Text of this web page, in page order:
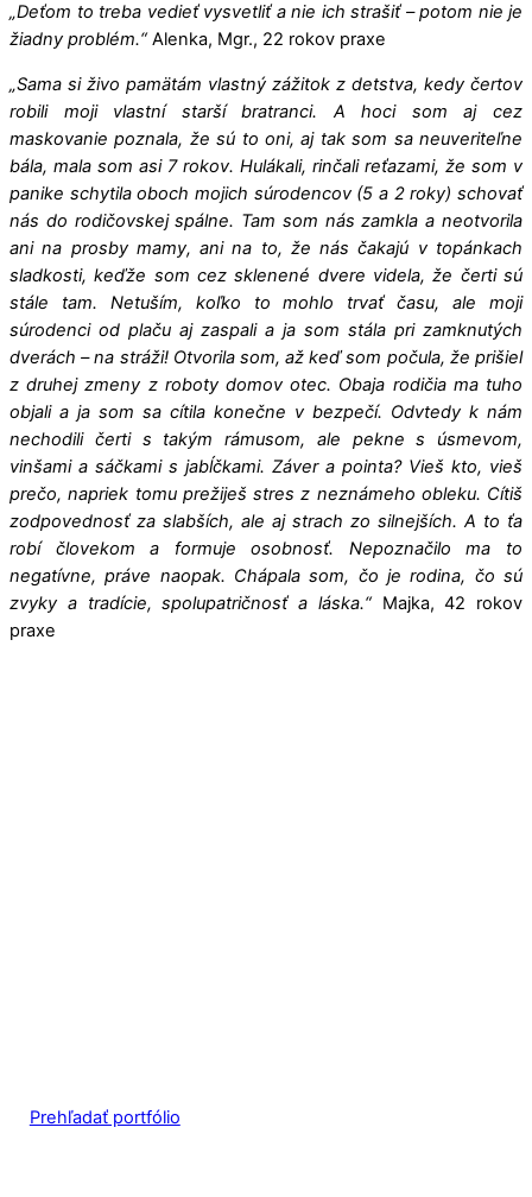
„Deťom to treba vedieť vysvetliť a nie ich strašiť – potom nie je
žiadny problém.“Alenka, Mgr., 22 rokov praxe
„Sama si živo pamätám vlastný zážitok z detstva, kedy čertov
robili moji vlastní starší bratranci. A hoci som aj cez
maskovanie poznala, že sú to oni, aj tak som sa neuveriteľne
bála, mala som asi 7 rokov. Hulákali, rinčali reťazami, že som v
panike schytila oboch mojich súrodencov (5 a 2 roky) schovať
nás do rodičovskej spálne. Tam som nás zamkla a neotvorila
ani na prosby mamy, ani na to, že nás čakajú v topánkach
sladkosti, keďže som cez sklenené dvere videla, že čerti sú
stále tam. Netuším, koľko to mohlo trvať času, ale moji
súrodenci od plaču aj zaspali a ja som stála pri zamknutých
dverách – na stráži! Otvorila som, až keď som počula, že prišiel
z druhej zmeny z roboty domov otec. Obaja rodičia ma tuho
objali a ja som sa cítila konečne v bezpečí. Odvtedy k nám
nechodili čerti s takým rámusom, ale pekne s úsmevom,
vinšami a sáčkami s jabĺčkami. Záver a pointa? Vieš kto, vieš
prečo, napriek tomu prežiješ stres z neznámeho obleku. Cítiš
zodpovednosť za slabších, ale aj strach zo silnejších. A to ťa
robí človekom a formuje osobnosť. Nepoznačilo ma to
negatívne, práve naopak. Chápala som, čo je rodina, čo sú
zvyky a tradície, spolupatričnosť a láska.“ Majka, 42 rokov
praxe
Prehľadať portfólio